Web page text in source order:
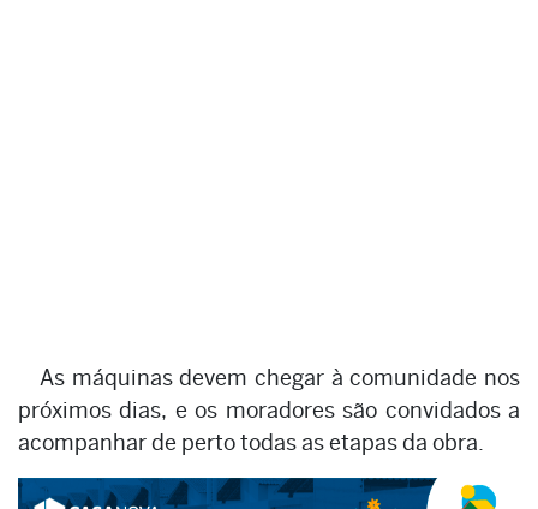
As máquinas devem chegar à comunidade nos
próximos dias, e os moradores são convidados a
acompanhar de perto todas as etapas da obra.